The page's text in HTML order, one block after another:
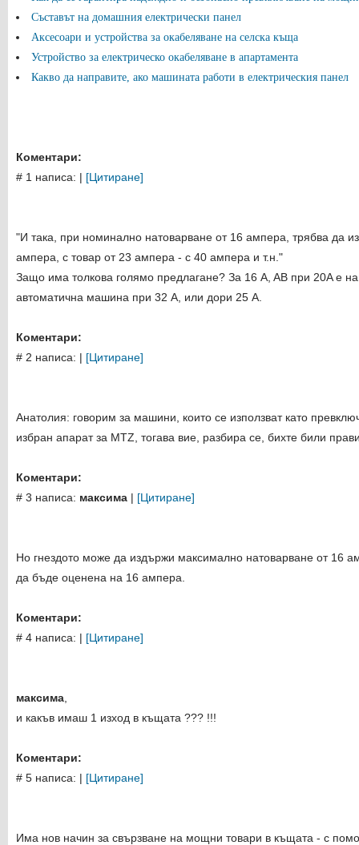
Съставът на домашния електрически панел
Аксесоари и устройства за окабеляване на селска къща
Устройство за електрическо окабеляване в апартамента
Какво да направите, ако машината работи в електрическия панел
Коментари:
# 1 написа: | [Цитиране]
"И така, при номинално натоварване от 16 ампера, трябва да
ампера, с товар от 23 ампера - с 40 ампера и т.н."
Защо има толкова голямо предлагане? За 16 A, AB при 20A е
автоматична машина при 32 A, или дори 25 A.
Коментари:
# 2 написа: | [Цитиране]
Анатолия: говорим за машини, които се използват като
избран апарат за MTZ, тогава вие, разбира се, бихте били
Коментари:
# 3 написа: максима | [Цитиране]
Но гнездото може да издържи максимално натоварване от 16
да бъде оценена на 16 ампера.
Коментари:
# 4 написа: | [Цитиране]
максима
и какъв имаш 1 изход в къщата ??? !!!
Коментари:
# 5 написа: | [Цитиране]
Има нов начин за свързване на мощни товари в къщата - с